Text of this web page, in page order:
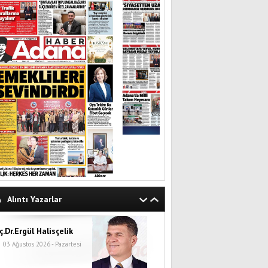
Alıntı Yazarlar
Halisçelik
Ağustos 2026 - Pazartesi